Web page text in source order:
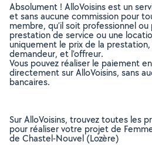
Absolument ! AlloVoisins est un
et sans aucune commission pour
membre, qu’il soit professionnel
prestation de service ou une
uniquement le prix de la prestation,
demandeur, et l’offreur.
Vous pouvez réaliser le paiement
directement sur AlloVoisins, sans
bancaires.
Sur AlloVoisins, trouvez toutes les
pour réaliser votre projet de
de Chastel-Nouvel (Lozère)